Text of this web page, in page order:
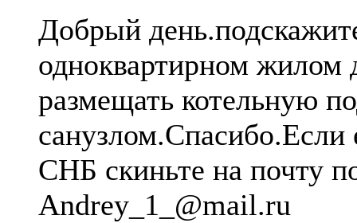
Добрый
одноквартирном
размещать котельную
СНБ скиньте на почту
Аndrey_1_@mail.ru